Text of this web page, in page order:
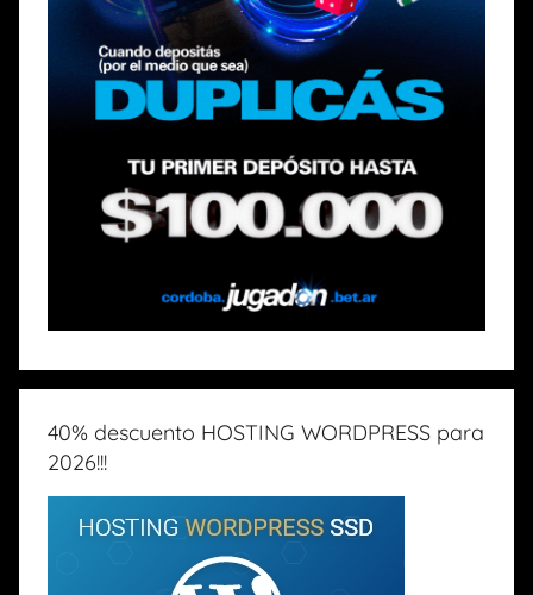
40% descuento HOSTING WORDPRESS para
2026!!!